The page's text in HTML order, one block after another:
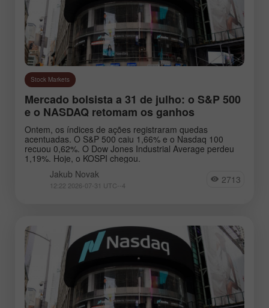
Stock Markets
Mercado bolsista a 31 de julho: o S&P 500
e o NASDAQ retomam os ganhos
Ontem, os índices de ações registraram quedas
acentuadas. O S&P 500 caiu 1,66% e o Nasdaq 100
recuou 0,62%. O Dow Jones Industrial Average perdeu
1,19%. Hoje, o KOSPI chegou.
Jakub Novak
12:22 2026-07-31 UTC--4 2713